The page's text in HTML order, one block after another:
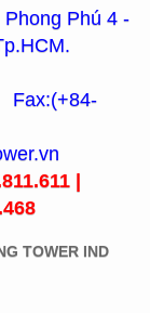
Phú 4 -
|
TOWER IND